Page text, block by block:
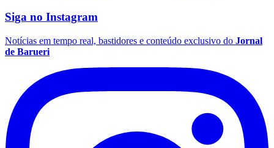
Siga no Instagram
Notícias em tempo real, bastidores e conteúdo exclusivo do Jornal
de Barueri